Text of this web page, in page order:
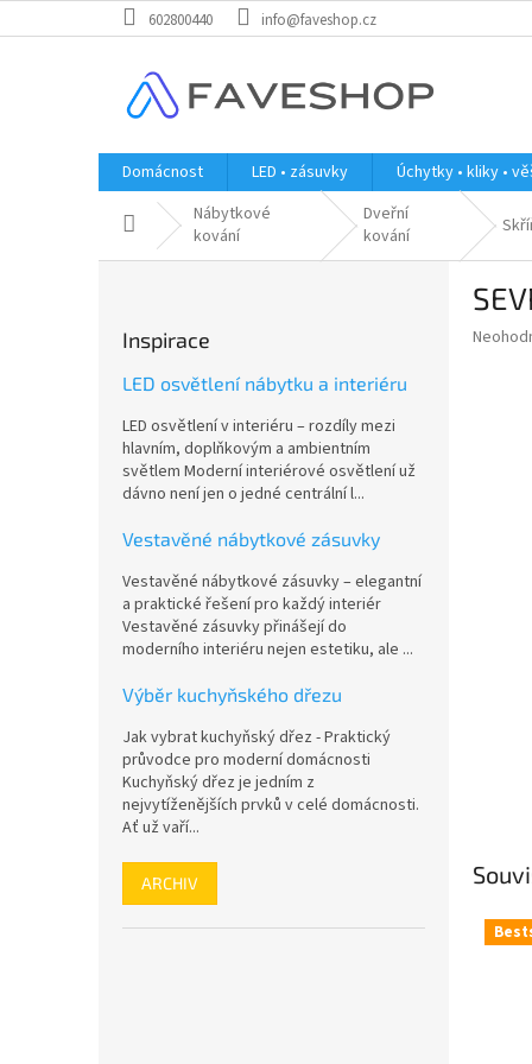
na
602800440 info@faveshop.cz
Domácnost LED • zásuvky Úchytky • kliky •
Domů Nábytkové
kování
Dveřní
kování
Inspirace
LED osvětlení nábytku a interiéru
LED osvětlení v interiéru – rozdíly mezi
hlavním, doplňkovým a ambientním
světlem Moderní interiérové osvětlení už
dávno není jen o jedné centrální l...
Vestavěné nábytkové zásuvky
Vestavěné nábytkové zásuvky – elegantní
a praktické řešení pro každý interiér
Vestavěné zásuvky přinášejí do
moderního interiéru nejen estetiku, ale ...
Výběr kuchyňského dřezu
Jak vybrat kuchyňský dřez - Praktický
průvodce pro moderní domácnosti
Kuchyňský dřez je jedním z
nejvytíženějších prvků v celé domácnosti.
Ať už vaří...
ARCHIV